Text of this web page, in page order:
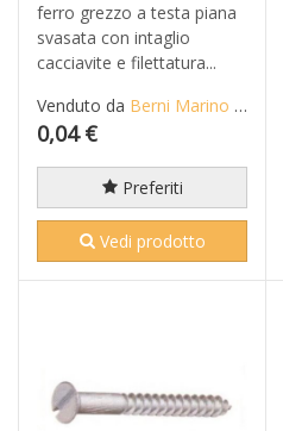
ferro grezzo a testa piana
svasata con intaglio
cacciavite e filettatura...
Venduto da Berni Marino di Mario S.n.c.
0,04 €
Preferiti
Vedi prodotto